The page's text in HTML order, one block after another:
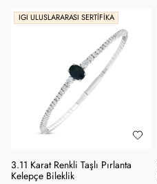
IGI ULUSLARARASI SERTIFIKA
3.11 Karat Renkli Taşlı Pırlanta
Kelepçe Bileklik